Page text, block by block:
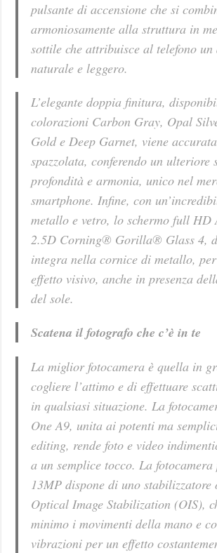
pulsante di accensione che si
armoniosamente alla struttura in
sottile che attribuisce al telefono un
naturale e leggero.
L’elegante doppia finitura,
colorazioni Carbon Gray, Opal
Gold e Deep Garnet, viene
spazzolata, conferendo un ulteriore
profondità e armonia, unico nel
smartphone. Infine, con
metallo e vetro, lo schermo full HD
2.5D Corning® Gorilla® Glass 4,
integra nella cornice di metallo,
effetto visivo, anche in presenza
del sole.
Scatena il fotografo che c’è in te
La miglior fotocamera è quella in
cogliere l’attimo e di effettuare
in qualsiasi situazione. La
One A9, unita ai potenti ma
editing, rende foto e video
a un semplice tocco. La
13MP dispone di uno stabilizzatore
Optical Image Stabilization (OIS),
minimo i movimenti della mano e
vibrazioni per un effetto